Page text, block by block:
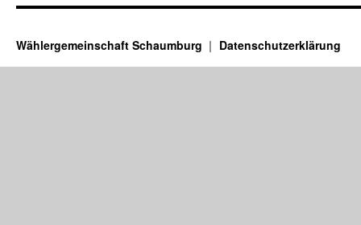
Wählergemeinschaft Schaumburg Datenschutzerklärung